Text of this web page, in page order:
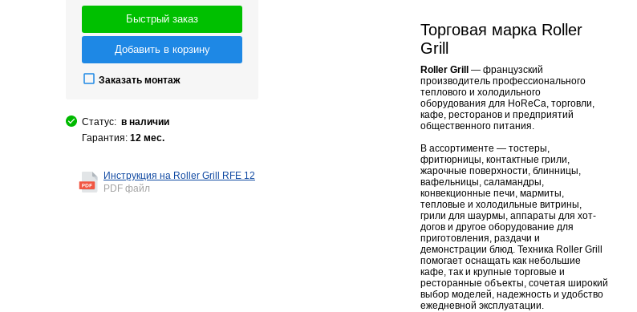
Быстрый заказ
Добавить в корзину
Заказать монтаж
Статус: в наличии
Гарантия: 12 мес.
Инструкция на Roller Grill RFE 12
PDF файл
Торговая марка Roller
Grill
Roller Grill
— французский
производитель профессионального
теплового и холодильного
оборудования для HoReCa, торговли,
кафе, ресторанов и предприятий
общественного питания.
В ассортименте — тостеры,
фритюрницы, контактные грили,
жарочные поверхности, блинницы,
вафельницы, саламандры,
конвекционные печи, мармиты,
тепловые и холодильные витрины,
грили для шаурмы, аппараты для хот-
догов и другое оборудование для
приготовления, раздачи и
демонстрации блюд. Техника Roller Grill
помогает оснащать как небольшие
кафе, так и крупные торговые и
ресторанные объекты, сочетая широкий
выбор моделей, надежность и удобство
ежедневной эксплуатации.